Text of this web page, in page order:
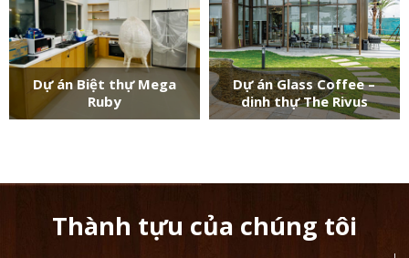
Dự án Biệt thự Mega
Ruby
Dự án Glass Coffee –
dinh thự The Rivus
Thành tựu của chúng tôi